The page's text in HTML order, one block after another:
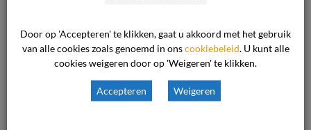
wordt benoemd dat de wendagen een soort
proefperiode zijn waarin de opzegtermijn niet
geldig is. Ook mondeling is dit niet toegezegd.
Een wenperiode was praktisch ook niet mogelijk
geweest, omdat de groep volledig bezet was in
Door op 'Accepteren' te klikken, gaat u akkoord met het gebruik
van alle cookies zoals genoemd in onscookiebeleid . U kunt alle
cookies weigeren door op 'Weigeren' te klikken.
Accepteren Weigeren